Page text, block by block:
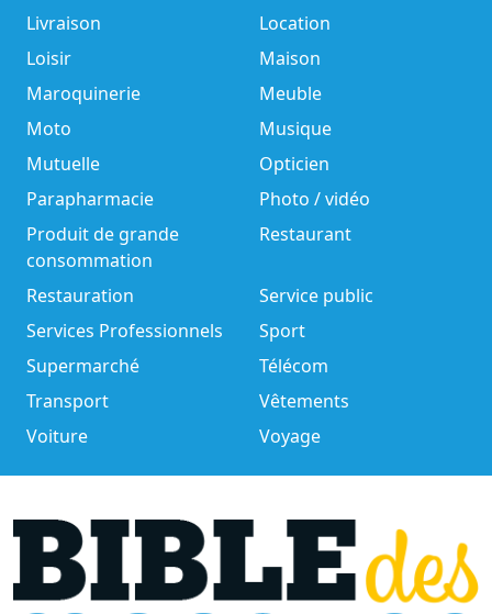
Livraison
Location
Loisir
Maison
Maroquinerie
Meuble
Moto
Musique
Mutuelle
Opticien
Parapharmacie
Photo / vidéo
Produit de grande
consommation
Restaurant
Restauration
Service public
Services Professionnels
Sport
Supermarché
Télécom
Transport
Vêtements
Voiture
Voyage